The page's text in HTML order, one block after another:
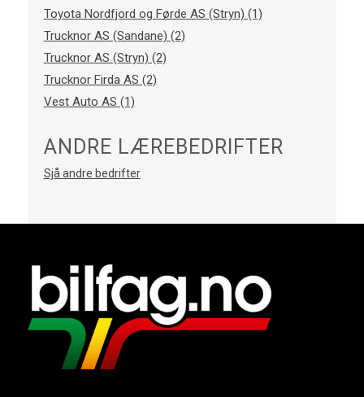
Toyota Nordfjord og Førde AS (Stryn) (1)
Trucknor AS (Sandane) (2)
Trucknor AS (Stryn) (2)
Trucknor Firda AS (2)
Vest Auto AS (1)
ANDRE LÆREBEDRIFTER
Sjå andre bedrifter